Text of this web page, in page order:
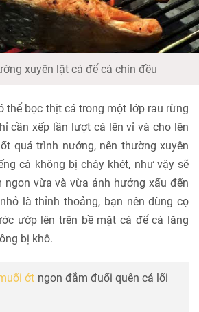
xuyên lật cá để cá chín đều
thể bọc thịt cá trong một lớp rau rừng
cần xếp lần lượt cá lên vỉ và cho lên
quá trình nướng, nên thường xuyên
cá không bị cháy khét, như vậy sẽ
vừa và vừa ảnh hưởng xấu đến
là thỉnh thoảng, bạn nên dùng cọ
ướp lên trên bề mặt cá để cá lăng
bị khô.
ớt ngon đắm đuối quên cả lối